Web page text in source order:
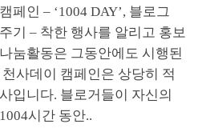
페인 – ‘1004 DAY’, 블로그
기 – 착한 행사를 알리고 홍보
눔활동은 그동안에도 시행된
사데이 캠페인은 상당히 적
입니다. 블로거들이 자신의
시간 동안..